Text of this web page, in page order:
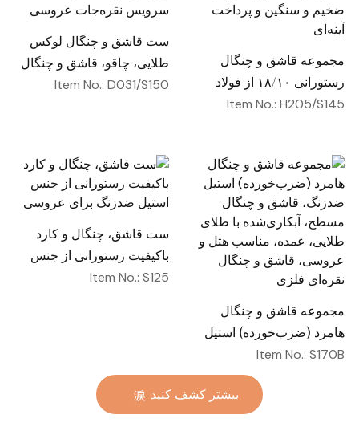
مجموعه قاشق و چنگال
رستورانی ۱۸/۱۰ از فولاد
ضدزنگ با دستگیره مربعی
Item No.: H205/S145
ست قاشق و چنگال لوکس
طلایی، چاقو، قاشق و چنگال
از جنس فولاد ضدزنگ،
Item No.: D031/S150
مجموعه قاشق و چنگال
هامرد (ضرب‌خورده) استیل
ضدزنگ، قاشق و چنگال
مسطح، آبکاری‌شده با طلای
طلایی، عمده، مناسب هتل و
عروسی، قاشق و چنگال
Item No.: S170B
ست قاشق، چنگال و کارد
باکیفیت رستورانی از جنس
استیل ضدزنگ برای عروسی
Item No.: S125
بیشتر کشف کنید